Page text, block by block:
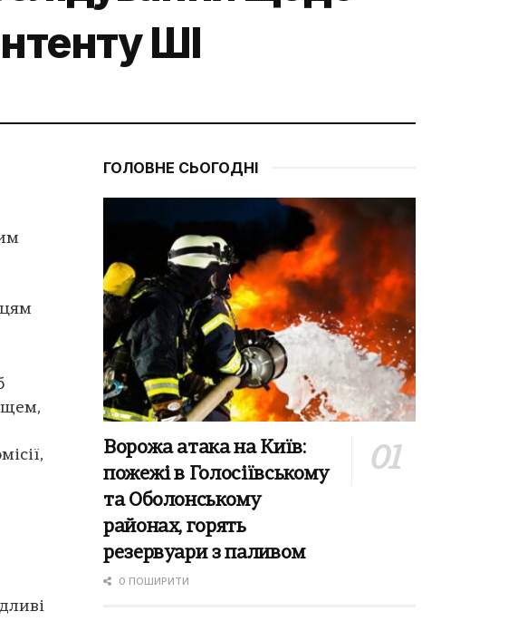
ШІ
ГОЛОВНЕ СЬОГОДНІ
Ворожа атака на Київ:
пожежі в Голосіївському
та Оболонському
районах, горять
резервуари з паливом
0 ПОШИРИТИ